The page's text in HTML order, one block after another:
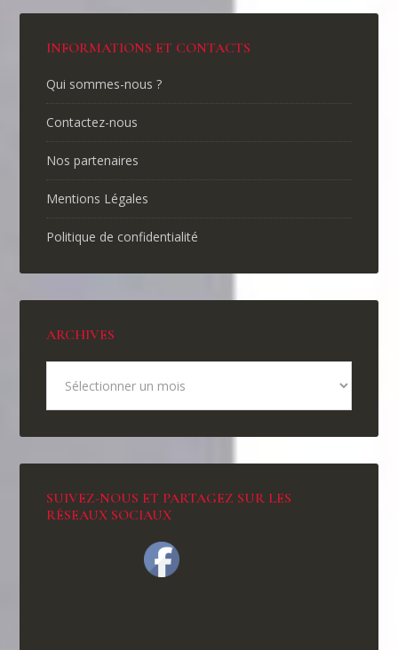
INFORMATIONS ET CONTACTS
Qui sommes-nous ?
Contactez-nous
Nos partenaires
Mentions Légales
Politique de confidentialité
ARCHIVES
SUIVEZ-NOUS ET PARTAGEZ SUR LES
RÉSEAUX SOCIAUX